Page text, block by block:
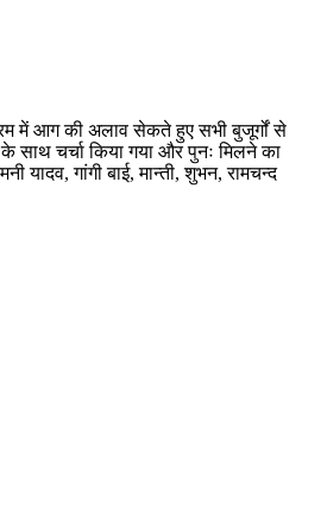
में आग की अलाव सेकते हुए सभी बुजूर्गों से
चर्चा किया गया और पुनः मिलने का
गांगी बाई, मान्ती, शुभन, रामचन्द